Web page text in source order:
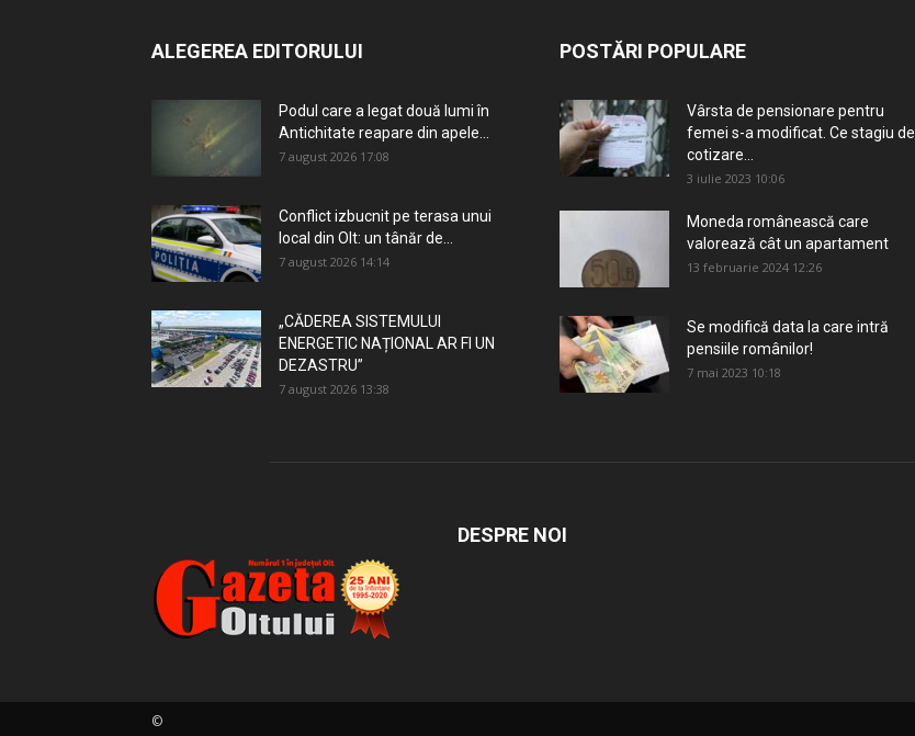
ALEGEREA EDITORULUI
Podul care a legat două lumi în
Antichitate reapare din apele...
7 august 2026 17:08
Conflict izbucnit pe terasa unui
local din Olt: un tânăr de...
7 august 2026 14:14
„CĂDEREA SISTEMULUI
ENERGETIC NAȚIONAL AR FI UN
DEZASTRU”
7 august 2026 13:38
POSTĂRI POPULARE
Vârsta de pensionare pentru
femei s-a modificat. Ce stagiu de
cotizare...
3 iulie 2023 10:06
Moneda românească care
valorează cât un apartament
13 februarie 2024 12:26
Se modifică data la care intră
pensiile românilor!
7 mai 2023 10:18
DESPRE NOI
©